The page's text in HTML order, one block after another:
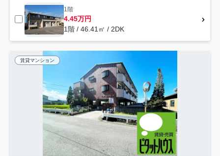
1階
4.45万円
1階 / 46.41㎡ / 2DK
賃貸マンション